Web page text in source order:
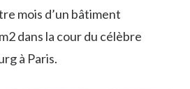
mois d’un bâtiment
dans la cour du célèbre
à Paris.